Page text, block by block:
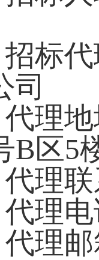
招标
司
代理
B区5
代理
代理
代理